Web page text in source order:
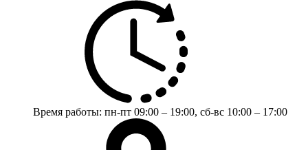
Время работы: пн-пт 09:00 – 19:00, сб-вс 10:00 – 17:00